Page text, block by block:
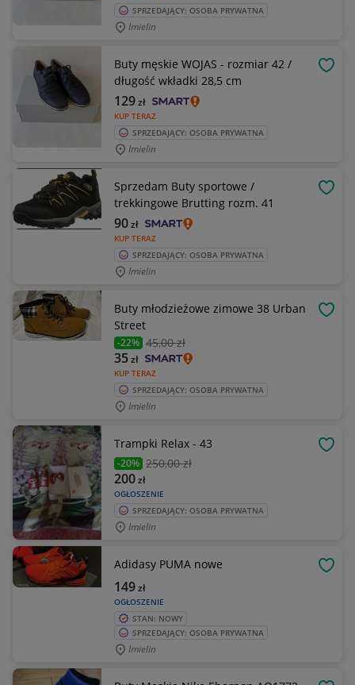
SPRZEDAJĄCY: OSOBA PRYWATNA
Imielin
Buty męskie WOJAS - rozmiar 42 /
długość wkładki 28,5 cm
KUP TERAZ
129zł
SPRZEDAJĄCY: OSOBA PRYWATNA
Imielin
Sprzedam Buty sportowe /
trekkingowe Brutting rozm. 41
KUP TERAZ
90zł
SPRZEDAJĄCY: OSOBA PRYWATNA
Imielin
Buty młodzieżowe zimowe 38 Urban
Street
-22% 45,00 zł
KUP TERAZ
35zł
SPRZEDAJĄCY: OSOBA PRYWATNA
Imielin
Trampki Relax - 43
-20% 250,00 zł
OGŁOSZENIE
200zł
SPRZEDAJĄCY: OSOBA PRYWATNA
Imielin
Adidasy PUMA nowe
OGŁOSZENIE
149zł
STAN: NOWY
SPRZEDAJĄCY: OSOBA PRYWATNA
Imielin